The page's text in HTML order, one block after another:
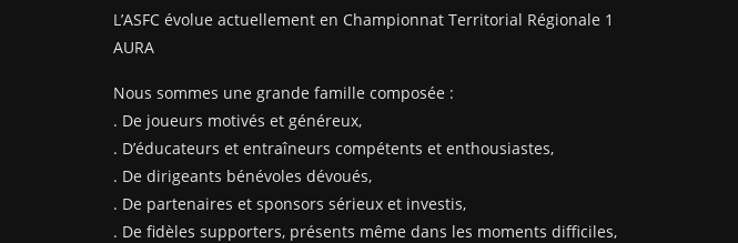
L’ASFC évolue actuellement en Championnat Territorial Régionale 1
AURA
Nous sommes une grande famille composée :
. De joueurs motivés et généreux,
. D’éducateurs et entraîneurs compétents et enthousiastes,
. De dirigeants bénévoles dévoués,
. De partenaires et sponsors sérieux et investis,
. De fidèles supporters, présents même dans les moments difficiles,